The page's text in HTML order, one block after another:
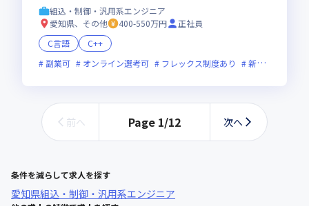
組込・制御・汎用系エンジニア
愛知県、その他
400-550万円
正社員
C言語
C++
副業可
オンライン選考可 フレックス制度あり 新技術に積極的
前へ Page 1/12 次へ
条件を減らして求人を探す
愛知県組込・制御・汎用系エンジニア